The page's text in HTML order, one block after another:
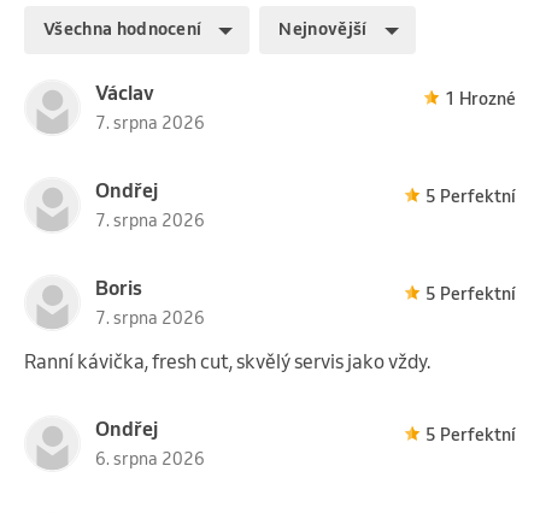
Všechna hodnocení Nejnovější
Václav
7. srpna 2026
1 Hrozné
Ondřej
7. srpna 2026
5 Perfektní
Boris
7. srpna 2026
5 Perfektní
Ranní kávička, fresh cut, skvělý servis jako vždy.
Ondřej
6. srpna 2026
5 Perfektní